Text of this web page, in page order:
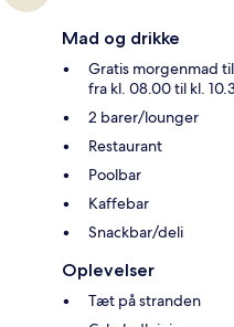
Mad og drikke
Gratis morgenmad
fra kl. 08.00 til kl.
2 barer/lounger
Restaurant
Poolbar
Kaffebar
Snackbar/deli
Oplevelser
Tæt på stranden